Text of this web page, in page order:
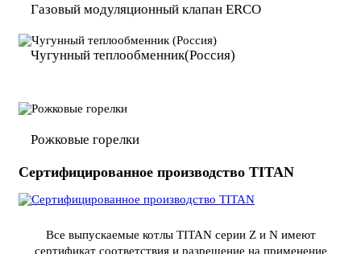
Газовый модуляционный клапан ERCO
Чугунный теплообменник(Россия)
Рожковые горелки
Сертифицированное производство TITAN
Все выпускаемые котлы TITAN серии Z и N имеют
сертификат соответствия и разрешение на применение